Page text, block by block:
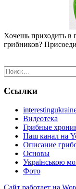
Хочешь приходить в
грибников?
Найти:
Ссылки
Видеотека
Грибные
Наш канал на
Описание
Основы
Українською
Фото
Сайт работает на